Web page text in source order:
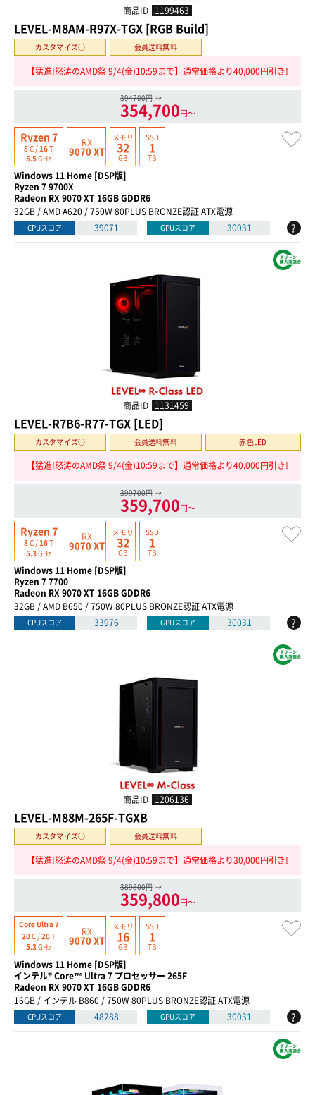
商品ID 1199463
LEVEL-M8AM-R97X-TGX [RGB Build]
カスタマイズ○ 会員送料無料
【猛進!怒涛のAMD祭 9/4(金)10:59まで】通常価格より40,000円引き!
394700円 →
354,700円〜
Ryzen 7
8C / 16T
5.5GHz
RX
9070 XT
メモリ
32
GB
SSD
1
TB
Windows 11 Home [DSP版]
Ryzen 7 9700X
Radeon RX 9070 XT 16GB GDDR6
32GB / AMD A620 / 750W 80PLUS BRONZE認証 ATX電源
CPUスコア 39071 GPUスコア 30031 ?
商品ID 1131459
LEVEL-R7B6-R77-TGX [LED]
カスタマイズ○ 会員送料無料 赤色LED
【猛進!怒涛のAMD祭 9/4(金)10:59まで】通常価格より40,000円引き!
399700円 →
359,700円〜
Ryzen 7
8C /16T
5.3GHz
RX
9070 XT
メモリ
32
GB
SSD
1
TB
Windows 11 Home [DSP版]
Ryzen 7 7700
Radeon RX 9070 XT 16GB GDDR6
32GB / AMD B650 / 750W 80PLUS BRONZE認証 ATX電源
CPUスコア 33976 GPUスコア 30031 ?
商品ID 1206136
LEVEL-M88M-265F-TGXB
カスタマイズ○ 会員送料無料
【猛進!怒涛のAMD祭 9/4(金)10:59まで】通常価格より30,000円引き!
389800円 →
359,800円〜
Core Ultra 7
20C /20T
5.3GHz
RX
9070 XT
メモリ
16
GB
SSD
1
TB
Windows 11 Home [DSP版]
インテル® Core™ Ultra 7 プロセッサー 265F
Radeon RX 9070 XT 16GB GDDR6
16GB / インテル B860 / 750W 80PLUS BRONZE認証 ATX電源
CPUスコア 48288 GPUスコア 30031 ?